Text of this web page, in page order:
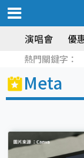
演唱會 優
熱門關鍵字：
Meta